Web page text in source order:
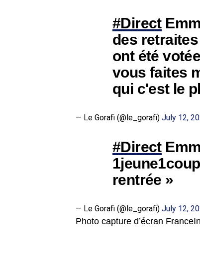
#Direct
des
ont été
vous faites
qui c'est le
— Le Gorafi (@le_gorafi) July 12,
#Direct
rentrée »
— Le Gorafi (@le_gorafi) July 12,
Photo capture d’écran